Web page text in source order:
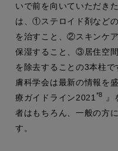
いで前を向いていただき
は、①ステロイド剤など
を治すこと、②スキンケ
保湿すること、③居住空
を除去することの3本柱
膚科学会は最新の情報を
療ガイドライン2021 *8
』
者はもちろん、一般の方
す。